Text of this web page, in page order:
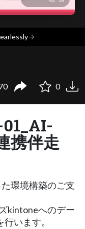
→
0
携伴走
環境構築のご支
kintoneへのデー
います。